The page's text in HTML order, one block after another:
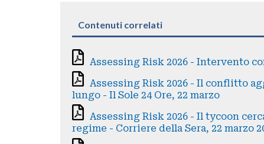
Contenuti correlati
Assessing Risk 2026 - Intervento
Assessing Risk 2026 - Il conflitto
lungo - Il Sole 24 Ore, 22 marzo
Assessing Risk 2026 - Il tycoon
regime - Corriere della Sera, 22 marzo